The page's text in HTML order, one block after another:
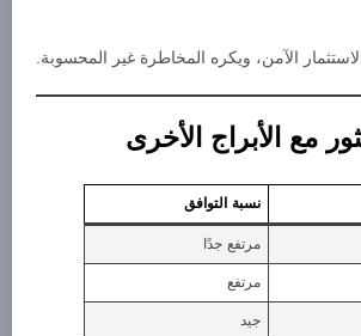
الآمن، ويكره المخاطرة غير المحسوبة.
مع الأبراج الأخرى
نسبة التوافق
مرتفع جدًا
مرتفع
جيد